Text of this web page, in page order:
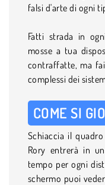
falsi d'arte di ogni
Fatti strada in
mosse a tua
contraffatte, ma
complessi dei
COME SI
Schiaccia il
Rory entrerà in
tempo per ogni
schermo puoi